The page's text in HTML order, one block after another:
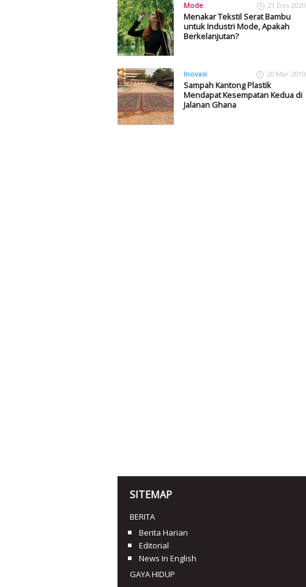
Mode 21 Des 2020
Menakar Tekstil Serat Bambu
untuk Industri Mode, Apakah
Berkelanjutan?
Inovasi 20 Mar 2019
Sampah Kantong Plastik
Mendapat Kesempatan Kedua di
Jalanan Ghana
SITEMAP
BERITA
Berita Harian
Editorial
News In English
GAYA HIDUP